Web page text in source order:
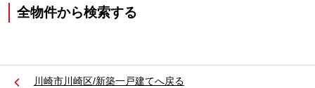
全物件から検索する
川崎市川崎区/新築一戸建てへ戻る